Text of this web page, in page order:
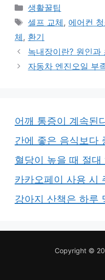
카
테
리
생활꿀팁
태
그
셀프 교체 , 에어컨
체 , 환기
녹내장이란? 원인과
자동차 엔진오일 부
어깨 통증이 계속된
간에 좋은 음식보다
혈당이 높을 때 절
카카오페이 사용 시
강아지 산책은 하루
Copyright ©